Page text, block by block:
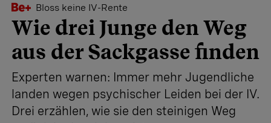
Bloss keine IV-Rente
Wie drei Junge den Weg
aus der Sackgasse finden
Experten warnen: Immer mehr Jugendliche
landen wegen psychischer Leiden bei der IV.
Drei erzählen, wie sie den steinigen Weg